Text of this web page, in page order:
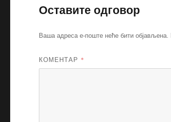
Оставите одговор
Ваша адреса е-поште неће бити објављена.
КОМЕНТАР *